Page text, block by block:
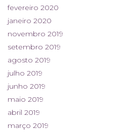
fevereiro 2020
janeiro 2020
novembro 2019
setembro 2019
agosto 2019
julho 2019
junho 2019
maio 2019
abril 2019
março 2019